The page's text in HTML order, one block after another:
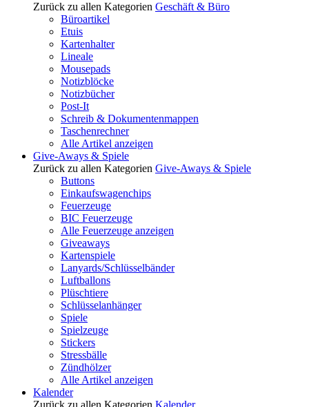
Zurück zu allen Kategorien Geschäft & Büro
Büroartikel
Etuis
Kartenhalter
Lineale
Mousepads
Notizblöcke
Notizbücher
Post-It
Schreib & Dokumentenmappen
Taschenrechner
Alle Artikel anzeigen
Give-Aways & Spiele
Zurück zu allen Kategorien Give-Aways & Spiele
Buttons
Einkaufswagenchips
Feuerzeuge
BIC Feuerzeuge
Alle Feuerzeuge anzeigen
Giveaways
Kartenspiele
Lanyards/Schlüsselbänder
Luftballons
Plüschtiere
Schlüsselanhänger
Spiele
Spielzeuge
Stickers
Stressbälle
Zündhölzer
Alle Artikel anzeigen
Kalender
Zurück zu allen Kategorien Kalender